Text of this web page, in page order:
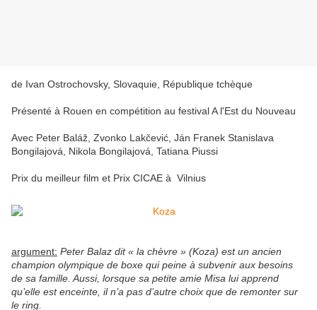
de Ivan Ostrochovsky, Slovaquie, République tchèque
Présenté à Rouen en compétition au festival A l'Est du Nouveau
Avec Peter Baláž, Zvonko Lakčević, Ján Franek Stanislava
Bongilajová, Nikola Bongilajová, Tatiana Piussi
Prix du meilleur film et Prix CICAE à Vilnius
argument: Peter Balaz dit « la chèvre » (Koza) est un ancien
champion olympique de boxe qui peine à subvenir aux besoins
de sa famille. Aussi, lorsque sa petite amie Misa lui apprend
qu’elle est enceinte, il n’a pas d’autre choix que de remonter sur
le ring.